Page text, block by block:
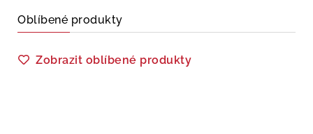
Oblíbené produkty
Zobrazit oblíbené produkty